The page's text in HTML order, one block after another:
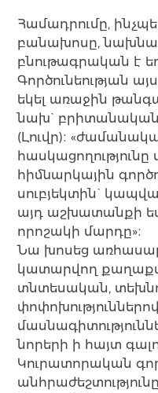
Համադրումը,
բանախոսը,
բնութագրական է
Գործունեության
եկել առաջին
նախ`
(Լուվր)։
հասկացողությունը
հիմնարկային
սուբյեկտին`
այդ աշխատանքի
որոշակի մարդը»։
Նա խոսեց
կատարվող
տնտեսական,
նորերի ի հայտ
Կուրատորական